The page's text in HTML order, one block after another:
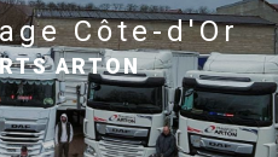
Côte-d'Or
ARTON